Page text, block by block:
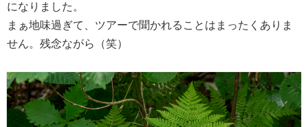
になりました。
まぁ地味過ぎて、ツアーで聞かれることはまったくありま
せん。残念ながら（笑）